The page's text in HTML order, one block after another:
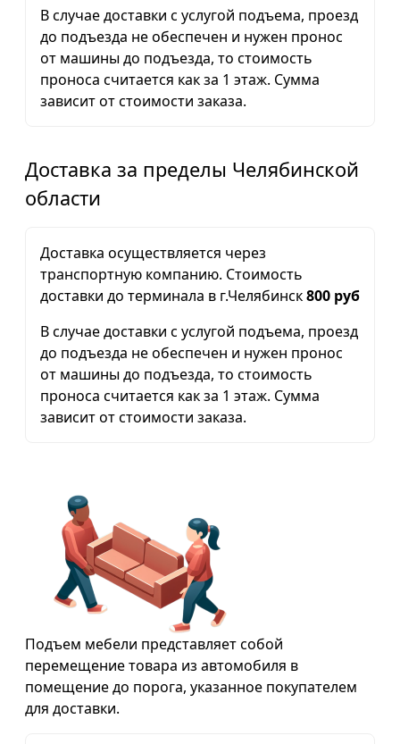
В случае доставки с услугой подъема, проезд
до подъезда не обеспечен и нужен пронос
от машины до подъезда, то стоимость
проноса считается как за 1 этаж. Сумма
зависит от стоимости заказа.
Доставка за пределы Челябинской
области
Доставка осуществляется через
транспортную компанию. Стоимость
доставки до терминала в г.Челябинск800 руб
В случае доставки с услугой подъема, проезд
до подъезда не обеспечен и нужен пронос
от машины до подъезда, то стоимость
проноса считается как за 1 этаж. Сумма
зависит от стоимости заказа.
Подъем мебели представляет собой
перемещение товара из автомобиля в
помещение до порога, указанное покупателем
для доставки.